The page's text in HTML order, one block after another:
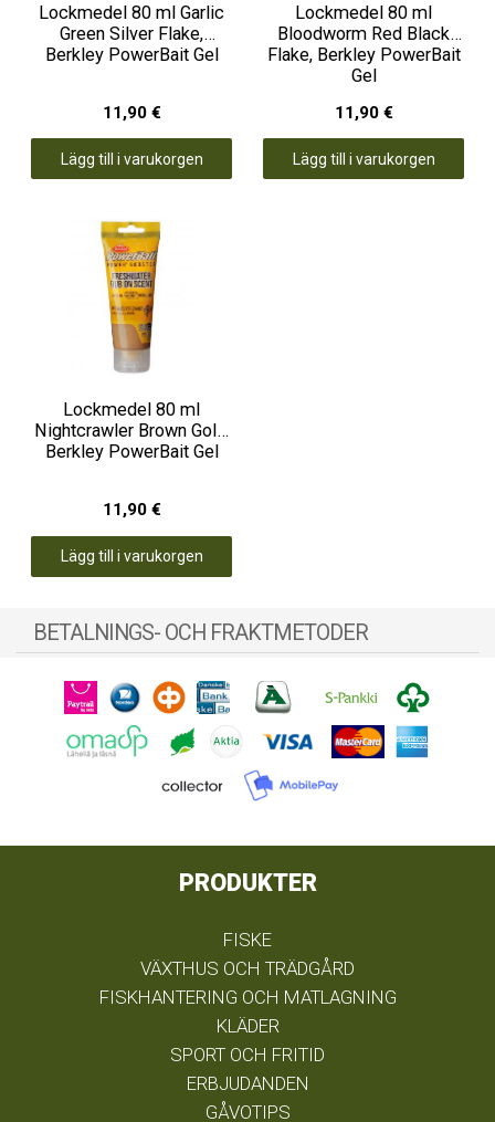
Lockmedel 80 ml Garlic
Green Silver Flake,
Berkley PowerBait Gel
11,90 €
Lägg till i varukorgen
Lockmedel 80 ml
Bloodworm Red Black
Flake, Berkley PowerBait
Gel
11,90 €
Lägg till i varukorgen
Lockmedel 80 ml
Nightcrawler Brown Gold,
Berkley PowerBait Gel
11,90 €
Lägg till i varukorgen
BETALNINGS- OCH FRAKTMETODER
PRODUKTER
FISKE
VÄXTHUS OCH TRÄDGÅRD
FISKHANTERING OCH MATLAGNING
KLÄDER
SPORT OCH FRITID
ERBJUDANDEN
GÅVOTIPS